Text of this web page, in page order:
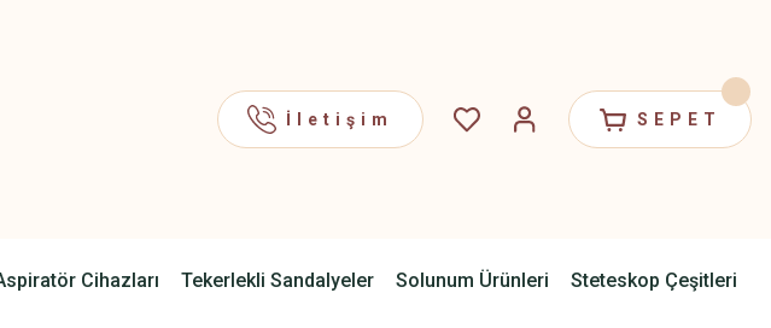
İletişim SEPET
Cihazları Tekerlekli Sandalyeler Solunum Ürünleri Steteskop Çeşitleri